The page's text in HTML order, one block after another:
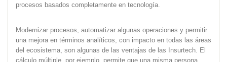
procesos basados completamente en tecnología.
Modernizar procesos, automatizar algunas operaciones y permitir
una mejora en términos analíticos, con impacto en todas las áreas
del ecosistema, son algunas de las ventajas de las Insurtech. El
cálculo múltiple, por ejemplo, permite que una misma persona